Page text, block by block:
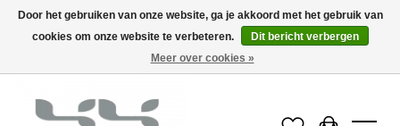
Door het gebruiken van onze website, ga je akkoord met het gebruik van
cookies om onze website te verbeteren.
Dit bericht verbergen
Meer over cookies »